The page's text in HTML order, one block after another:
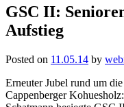
GSC II:
Aufstieg
Posted on 11.05.14 by
Erneuter Jubel rund um
Cappenberger